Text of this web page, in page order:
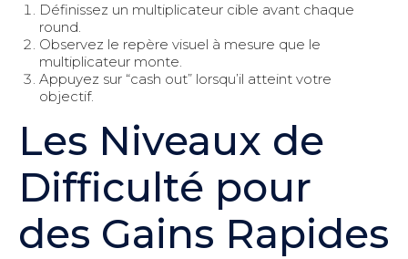
Définissez un multiplicateur cible avant chaque
round.
Observez le repère visuel à mesure que le
multiplicateur monte.
Appuyez sur “cash out” lorsqu’il atteint votre
objectif.
Les Niveaux de
Difficulté pour
des Gains Rapides